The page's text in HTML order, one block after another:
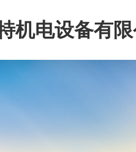
机电设备有